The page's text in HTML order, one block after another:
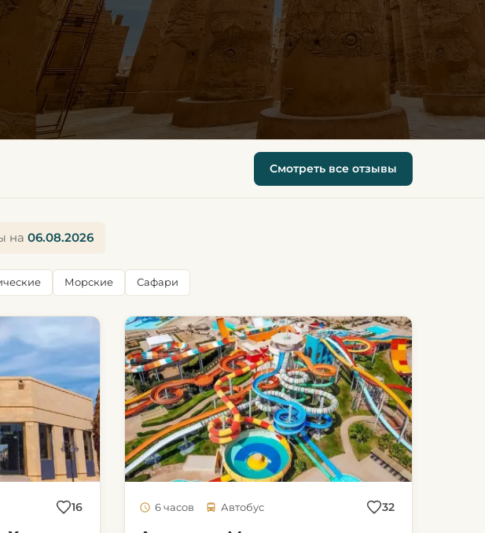
Смотреть все отзывы
на 06.08.2026
Морские Сафари
16 6 часов Автобус 32